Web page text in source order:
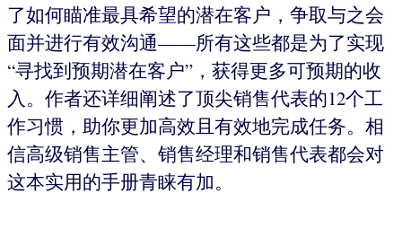
了如何瞄准最具希望的潜在客户，争取与之会
面并进行有效沟通——所有这些都是为了实现
“寻找到预期潜在客户”，获得更多可预期的收
入。作者还详细阐述了顶尖销售代表的12个工
作习惯，助你更加高效且有效地完成任务。相
信高级销售主管、销售经理和销售代表都会对
这本实用的手册青睐有加。